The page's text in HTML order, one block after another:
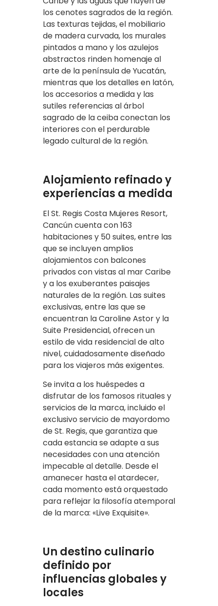
los cenotes sagrados de la región.
Las texturas tejidas, el mobiliario
de madera curvada, los murales
pintados a mano y los azulejos
abstractos rinden homenaje al
arte de la península de Yucatán,
mientras que los detalles en latón,
los accesorios a medida y las
sutiles referencias al árbol
sagrado de la ceiba conectan los
interiores con el perdurable
legado cultural de la región.
Alojamiento refinado y
experiencias a medida
El St. Regis Costa Mujeres Resort,
Cancún cuenta con 163
habitaciones y 50 suites, entre las
que se incluyen amplios
alojamientos con balcones
privados con vistas al mar Caribe
y a los exuberantes paisajes
naturales de la región. Las suites
exclusivas, entre las que se
encuentran la Caroline Astor y la
Suite Presidencial, ofrecen un
estilo de vida residencial de alto
nivel, cuidadosamente diseñado
para los viajeros más exigentes.
Se invita a los huéspedes a
disfrutar de los famosos rituales y
servicios de la marca, incluido el
exclusivo servicio de mayordomo
de St. Regis, que garantiza que
cada estancia se adapte a sus
necesidades con una atención
impecable al detalle. Desde el
amanecer hasta el atardecer,
cada momento está orquestado
para reflejar la filosofía atemporal
de la marca: «Live Exquisite».
Un destino culinario
definido por
influencias globales y
locales